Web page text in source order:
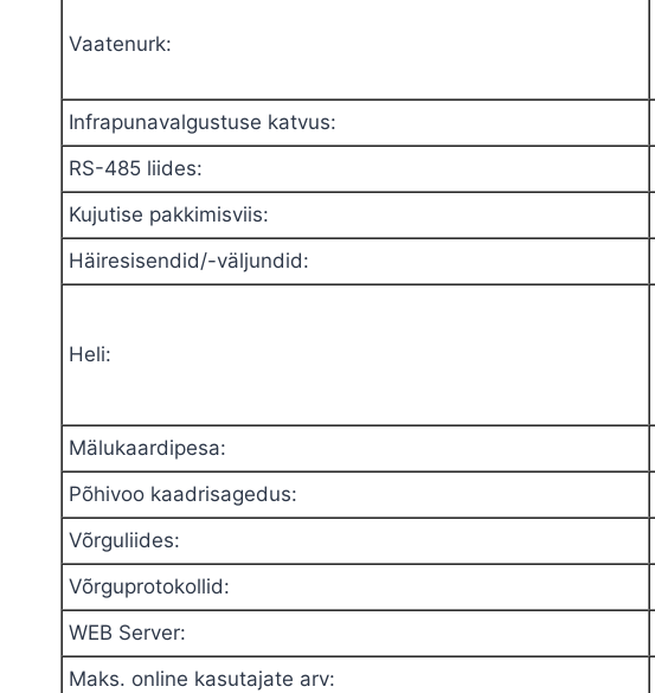
Vaatenurk:
Infrapunavalgustuse katvus:
RS-485 liides:
Kujutise pakkimisviis:
Häiresisendid/-väljundid:
Heli:
Mälukaardipesa:
Põhivoo kaadrisagedus:
Võrguliides:
Võrguprotokollid:
WEB Server:
Maks. online kasutajate arv: